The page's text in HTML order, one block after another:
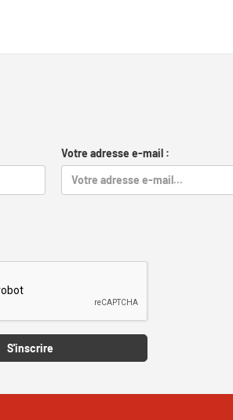
Votre adresse e-mail :
S'inscrire